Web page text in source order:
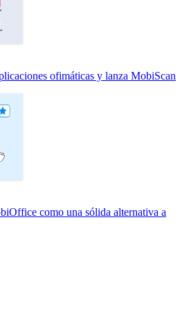
ofimáticas y lanza MobiScan
como una sólida alternativa a